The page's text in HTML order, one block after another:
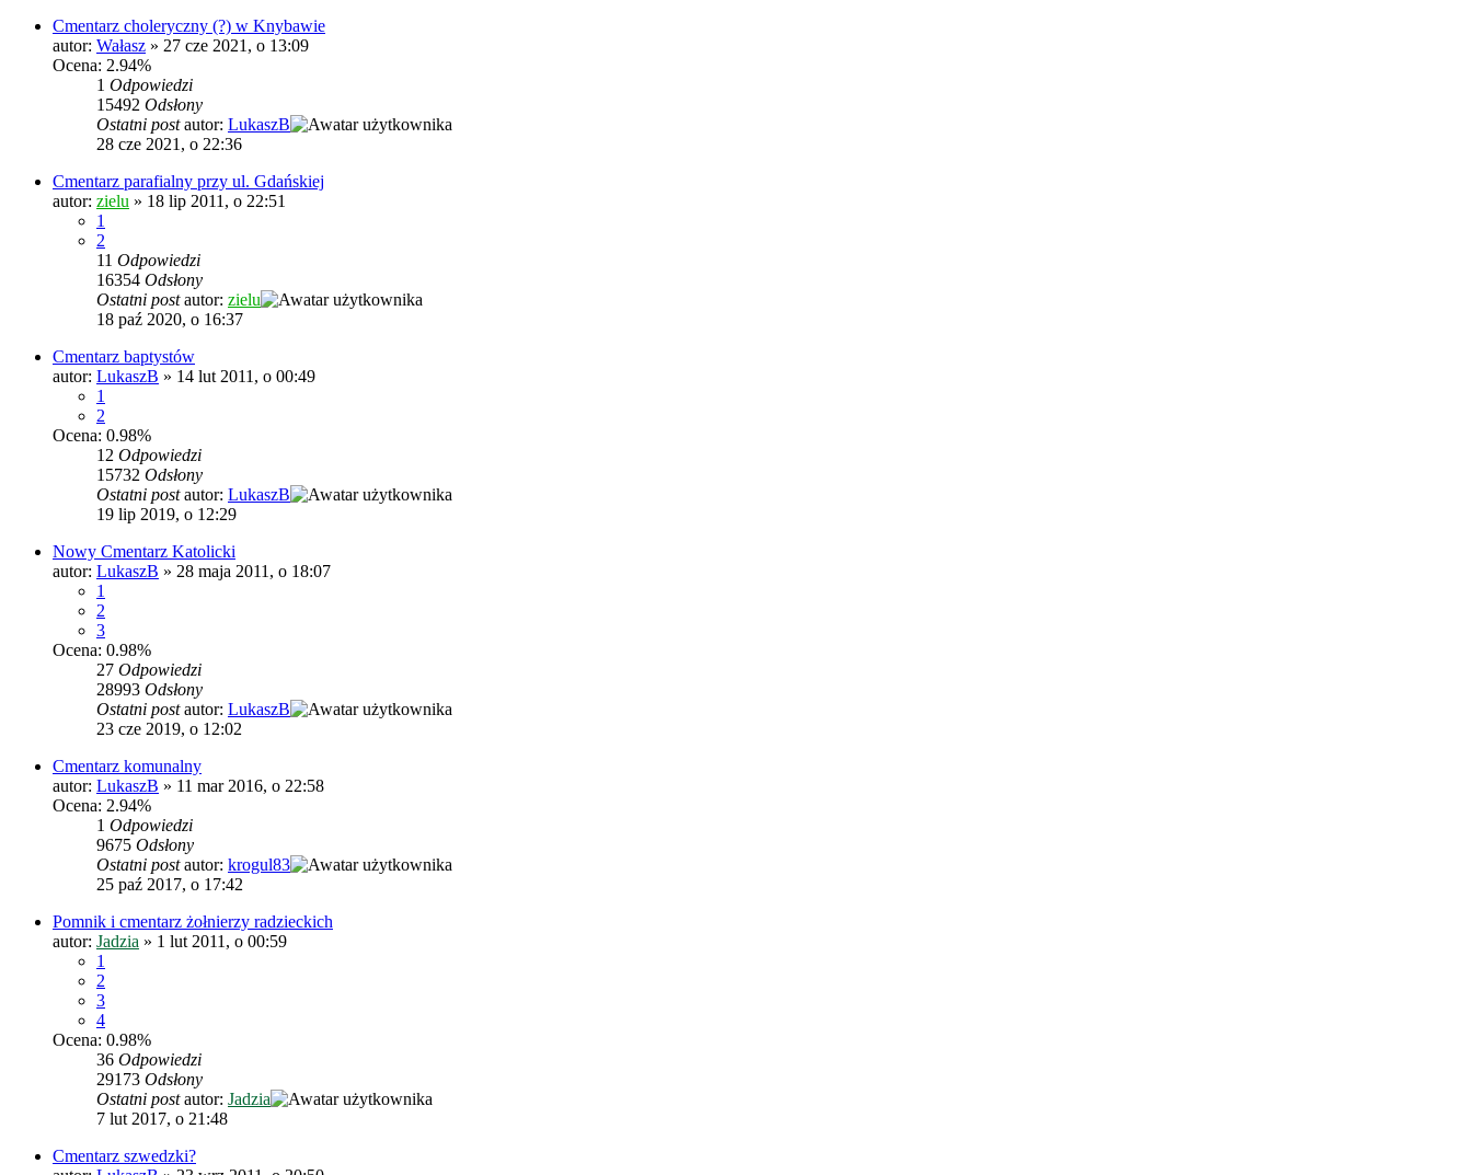
Cmentarz choleryczny (?) w Knybawie
autor: Wałasz » 27 cze 2021, o 13:09
Ocena: 2.94%
1 Odpowiedzi
15492 Odsłony
Ostatni postautor: LukaszB
28 cze 2021, o 22:36
Cmentarz parafialny przy ul. Gdańskiej
autor: zielu » 18 lip 2011, o 22:51
1
2
11 Odpowiedzi
16354 Odsłony
Ostatni postautor: zielu
18 paź 2020, o 16:37
Cmentarz baptystów
autor: LukaszB » 14 lut 2011, o 00:49
1
2
Ocena: 0.98%
12 Odpowiedzi
15732 Odsłony
Ostatni postautor: LukaszB
19 lip 2019, o 12:29
Nowy Cmentarz Katolicki
autor: LukaszB » 28 maja 2011, o 18:07
1
2
3
Ocena: 0.98%
27 Odpowiedzi
28993 Odsłony
Ostatni postautor: LukaszB
23 cze 2019, o 12:02
Cmentarz komunalny
autor: LukaszB » 11 mar 2016, o 22:58
Ocena: 2.94%
1 Odpowiedzi
9675 Odsłony
Ostatni postautor: krogul83
25 paź 2017, o 17:42
Pomnik i cmentarz żołnierzy radzieckich
autor: Jadzia » 1 lut 2011, o 00:59
1
2
3
4
Ocena: 0.98%
36 Odpowiedzi
29173 Odsłony
Ostatni postautor: Jadzia
7 lut 2017, o 21:48
Cmentarz szwedzki?